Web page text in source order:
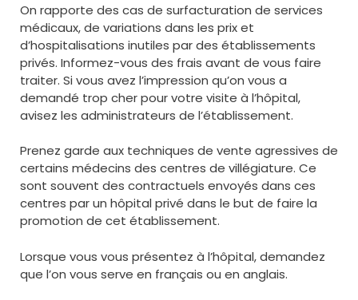
On rapporte des cas de surfacturation de services
médicaux, de variations dans les prix et
d’hospitalisations inutiles par des établissements
privés. Informez-vous des frais avant de vous faire
traiter. Si vous avez l’impression qu’on vous a
demandé trop cher pour votre visite à l’hôpital,
avisez les administrateurs de l’établissement.
Prenez garde aux techniques de vente agressives de
certains médecins des centres de villégiature. Ce
sont souvent des contractuels envoyés dans ces
centres par un hôpital privé dans le but de faire la
promotion de cet établissement.
Lorsque vous vous présentez à l’hôpital, demandez
que l’on vous serve en français ou en anglais.